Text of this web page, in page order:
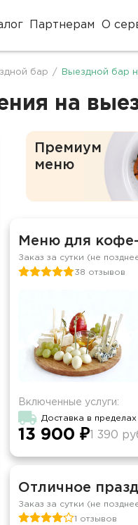
Партнерам О
бар / Выездной бар
на
Премиум
меню
Меню для
Заказ за сутки (не
38 отзывов
Включенные услуги:
Доставка в
13 900 ₽1 390
Отличное
Заказ за сутки (не
1 отзывов